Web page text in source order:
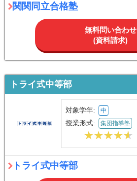
関関同立合格塾
無料問い合わせ
(資料請求)
トライ式中等部
対象学年: 中
授業形式: 集団指導塾
トライ式中等部